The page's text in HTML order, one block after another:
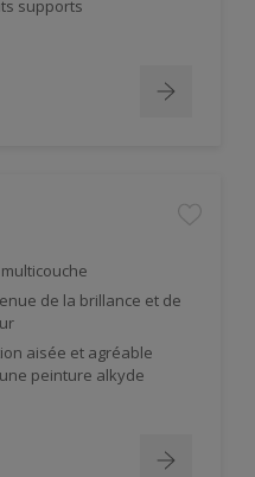
supports
de la brillance et de
aisée et agréable
peinture alkyde